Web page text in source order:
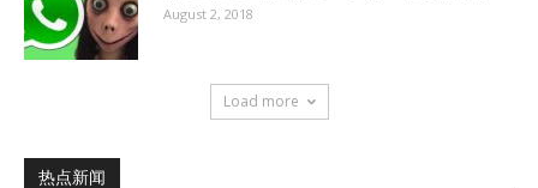
August 2, 2018
Load more
热点新闻